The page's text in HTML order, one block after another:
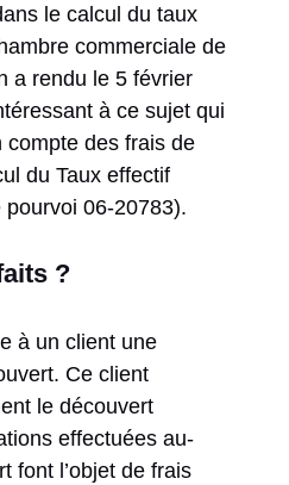
le calcul du taux
commerciale de
a rendu le 5 février
à ce sujet qui
compte des frais de
du Taux effectif
pourvoi 06-20783).
?
à un client une
Ce client
le découvert
effectuées au-
font l’objet de frais